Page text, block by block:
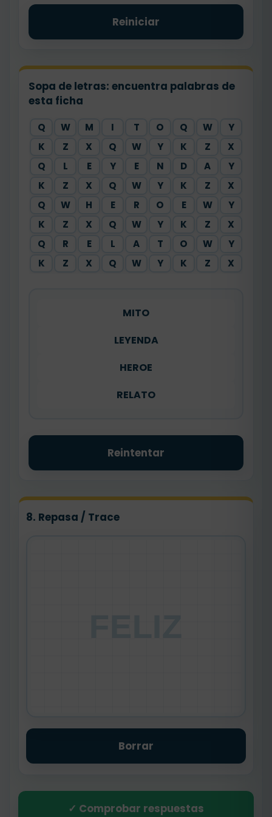
Reiniciar
Sopa de letras: encuentra palabras de
esta ficha
Q W M I T O Q W
Y
K
Z X Q W Y K Z
X
Q
L E Y E N D A
Y
K
Z X Q W Y K Z
X
Q
W H E R O E W
Y
K
Z X Q W Y K Z
X
Q
R E L A T O W
Y
K
Z X Q W Y K Z X
MITO
LEYENDA
HEROE
RELATO
Reintentar
8. Repasa / Trace
Borrar
✓ Comprobar respuestas